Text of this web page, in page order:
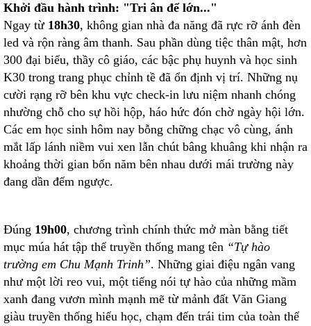
Khởi đầu hành trình: "Tri ân để lớn..."
Ngay từ 18h30, không gian nhà đa năng đã rực rỡ ánh đèn
led và rộn ràng âm thanh. Sau phần dùng tiệc thân mật, hơn
300 đại biểu, thầy cô giáo, các bậc phụ huynh và học sinh
K30 trong trang phục chỉnh tề đã ổn định vị trí. Những nụ
cười rạng rỡ bên khu vực check-in lưu niệm nhanh chóng
nhường chỗ cho sự hồi hộp, háo hức đón chờ ngày hội lớn.
Các em học sinh hôm nay bỗng chững chạc vô cùng, ánh
mắt lấp lánh niềm vui xen lẫn chút bâng khuâng khi nhận ra
khoảng thời gian bốn năm bên nhau dưới mái trường này
đang dần đếm ngược.
Đúng 19h00, chương trình chính thức mở màn bằng tiết
mục múa hát tập thể truyền thống mang tên “Tự hào
trường em Chu Mạnh Trinh”. Những giai điệu ngân vang
như một lời reo vui, một tiếng nói tự hào của những mầm
xanh đang vươn mình mạnh mẽ từ mảnh đất Văn Giang
giàu truyền thống hiếu học, chạm đến trái tim của toàn thể